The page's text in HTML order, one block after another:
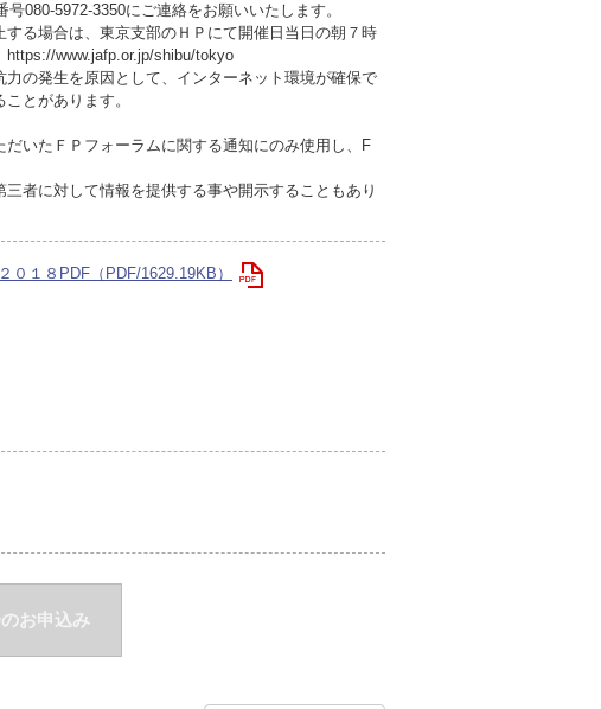
080-5972-3350にご連絡をお願いいたします。
る場合は、東京支部のＨＰにて開催日当日の朝７時
https://www.jafp.or.jp/shibu/tokyo
の発生を原因として、インターネット環境が確保で
とがあります。
いたＦＰフォーラムに関する通知にのみ使用し、F
者に対して情報を提供する事や開示することもあり
０１８PDF（PDF/1629.19KB）
お申込み